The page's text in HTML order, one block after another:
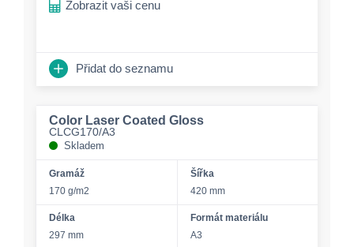
Zobrazit vaši cenu
Přidat do seznamu
Color Laser Coated Gloss
CLCG170/A3
Skladem
Gramáž
170 g/m2
Šířka
420 mm
Délka
297 mm
Formát materiálu
A3